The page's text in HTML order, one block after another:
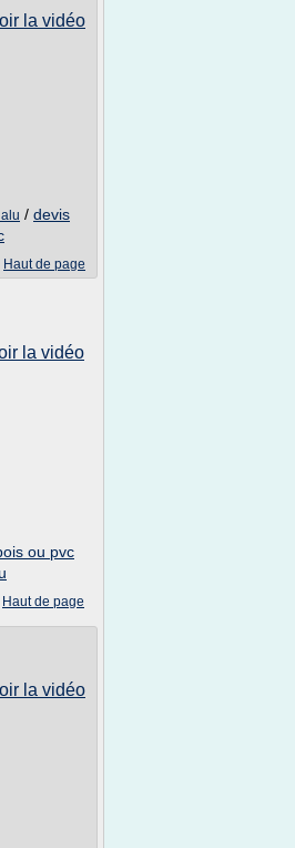
la vidéo
/ devis
Haut de page
la vidéo
ou pvc
Haut de page
la vidéo